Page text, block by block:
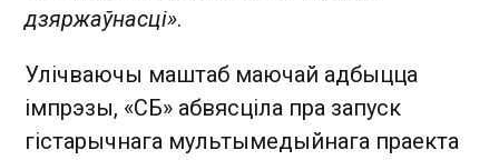
дзяржаўнасці».
Улічваючы маштаб маючай адбыцца
імпрэзы, «СБ» абвясціла пра запуск
гістарычнага мультымедыйнага праекта